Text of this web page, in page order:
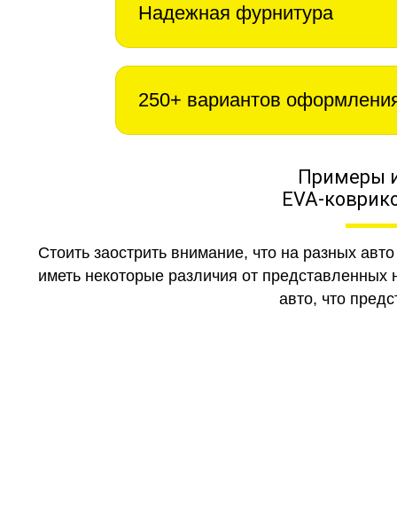
Надежная фурнитура
250+ вариантов
Примеры
EVA-
Стоить заострить внимание, что на разных
иметь некоторые различия от
авто, что